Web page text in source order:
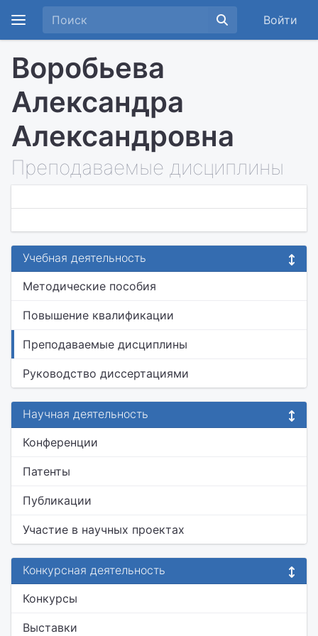
Войти
Воробьева
Александра
Александровна
Преподаваемые дисциплины
Учебная деятельность
Методические пособия
Повышение квалификации
Преподаваемые дисциплины
Руководство диссертациями
Научная деятельность
Конференции
Патенты
Публикации
Участие в научных проектах
Конкурсная деятельность
Конкурсы
Выставки